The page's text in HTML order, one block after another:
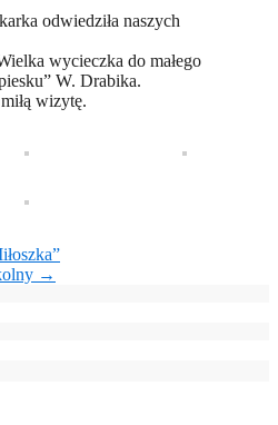
odwiedziła naszych
wycieczka do małego
W. Drabika.
wizytę.
→